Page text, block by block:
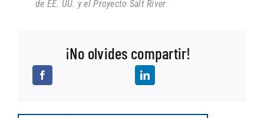
de EE. UU. y el Proyecto Salt River
¡No olvides compartir!